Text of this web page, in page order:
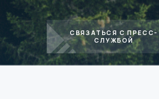
СВЯЗАТЬСЯ С ПРЕСС-
СЛУЖБОЙ